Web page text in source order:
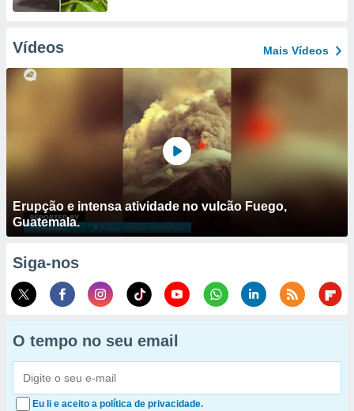
Vídeos Mais Vídeos
Erupção e intensa atividade no vulcão Fuego,
Guatemala.
Siga-nos
O tempo no seu email
Eu li e aceito a política de privacidade.